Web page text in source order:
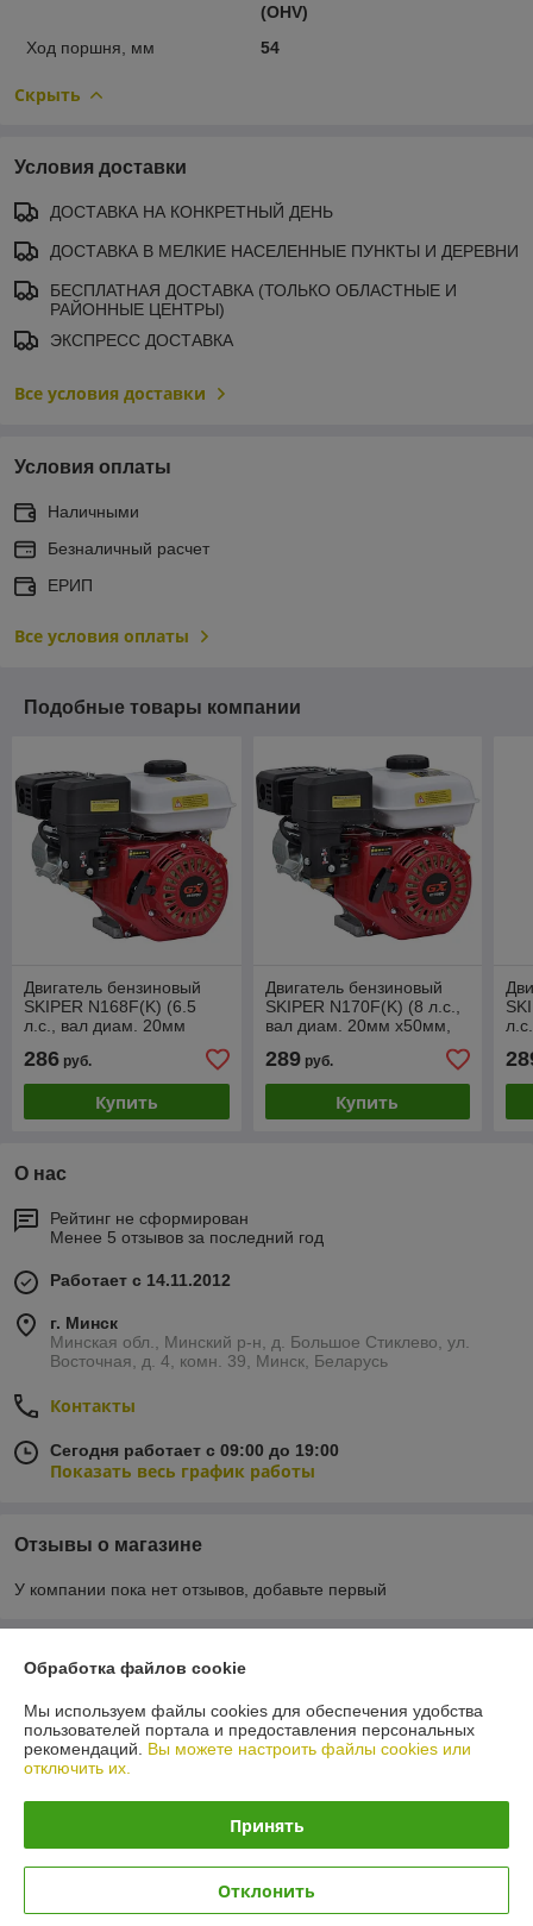
(OHV)
Ход поршня, мм
54
Скрыть
Условия доставки
ДОСТАВКА НА КОНКРЕТНЫЙ ДЕНЬ
ДОСТАВКА В МЕЛКИЕ НАСЕЛЕННЫЕ ПУНКТЫ И ДЕРЕВНИ
БЕСПЛАТНАЯ ДОСТАВКА (ТОЛЬКО ОБЛАСТНЫЕ И
РАЙОННЫЕ ЦЕНТРЫ)
ЭКСПРЕСС ДОСТАВКА
Все условия доставки
Условия оплаты
Наличными
Безналичный расчет
ЕРИП
Все условия оплаты
Подобные товары компании
Двигатель бензиновый
SKIPER N168F(K) (6.5
л.с., вал диам. 20мм
286 руб.
Купить
Двигатель бензиновый
SKIPER N170F(K) (8 л.с.,
вал диам. 20мм х50мм,
289руб.
Купить
О нас
Рейтинг не сформирован
Менее 5 отзывов за последний год
Работает с 14.11.2012
г. Минск
Минская обл., Минский р-н, д. Большое Стиклево, ул.
Восточная, д. 4, комн. 39, Минск, Беларусь
Контакты
Сегодня работает с 09:00 до 19:00
Показать весь график работы
Отзывы о магазине
У компании пока нет отзывов, добавьте первый
О нас
Контакты
Доставка и оплата
Обработка файлов cookie
Мы используем файлы cookies для обеспечения удобства
пользователей портала и предоставления персональных
рекомендаций. Вы можете настроить файлы cookies или
отключить их.
Принять
Отклонить